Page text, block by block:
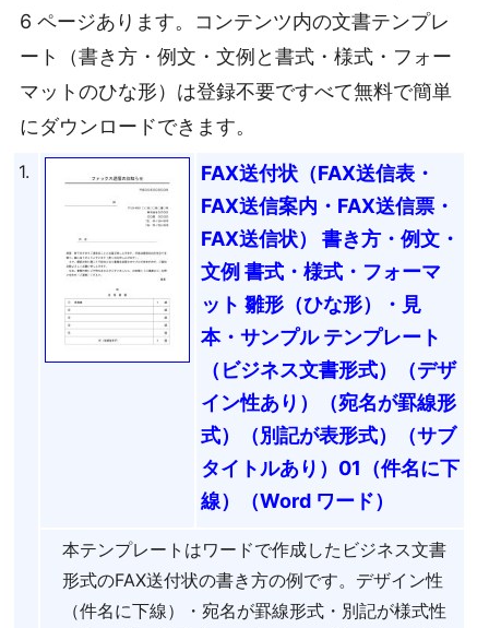
6 ページあります。コンテンツ内の文書テンプレ
ート（書き方・例文・文例と書式・様式・フォー
マットのひな形）は登録不要ですべて無料で簡単
にダウンロードできます。
1.
FAX送付状（FAX送信表・
FAX送信案内・FAX送信票・
FAX送信状） 書き方・例文・
文例 書式・様式・フォーマ
ット 雛形（ひな形）・見
本・サンプル テンプレート
（ビジネス文書形式）（デザ
イン性あり）（宛名が罫線形
式）（別記が表形式）（サブ
タイトルあり）01（件名に下
線）（Word ワード）
本テンプレートはワードで作成したビジネス文書
形式のFAX送付状の書き方の例です。デザイン性
（件名に下線）・宛名が罫線形式・別記が様式性